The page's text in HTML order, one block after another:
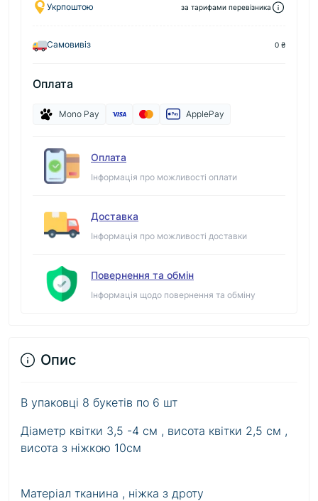
Укрпоштою за тарифами перевізника
Самовивіз 0 ₴
Оплата
Mono Pay ApplePay
Оплата
Інформація про можливості оплати
Доставка
Інформація про можливості доставки
Повернення та обмін
Інформація щодо повернення та обміну
Опис
В упаковці 8 букетів по 6 шт
Діаметр квітки 3,5 -4 см , висота квітки 2,5 см ,
висота з ніжкою 10см
Матеріал тканина , ніжка з дроту